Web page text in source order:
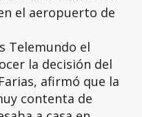
el aeropuerto de
Telemundo el
la decisión del
afirmó que la
contenta de